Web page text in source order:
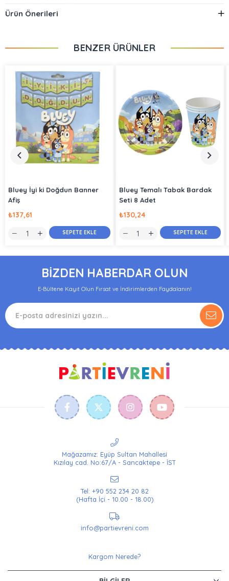
Ürün Önerileri
BENZER ÜRÜNLER
Bluey İyi ki Doğdun Banner
Afiş
₺137,61
SEPETE EKLE
Bluey Temalı Tabak Bardak
Seti 8 Adet
₺130,24
SEPETE EKLE
BİZDEN HABERDAR OLUN
E-Bültene Kayıt Olun Fırsat ve İndirimlerden Faydalanın!
Mağazamız: Eyüp Sultan Mahallesi
Kızılay cad. No:67/A - Sancaktepe - İST
Tel: +90 552 234 20 82
(Hafta İçi - 10.00 - 18.00)
info@partievreni.com
Kargom Nerede?